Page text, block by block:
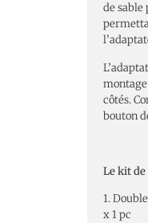
de sable
côtés.
bouton
Le kit
1.
x 1 pc